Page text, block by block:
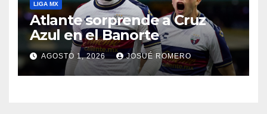
LIGA MX
Atlante sorprende a Cruz
Azul en el Banorte
AGOSTO 1, 2026 JOSUÉ ROMERO